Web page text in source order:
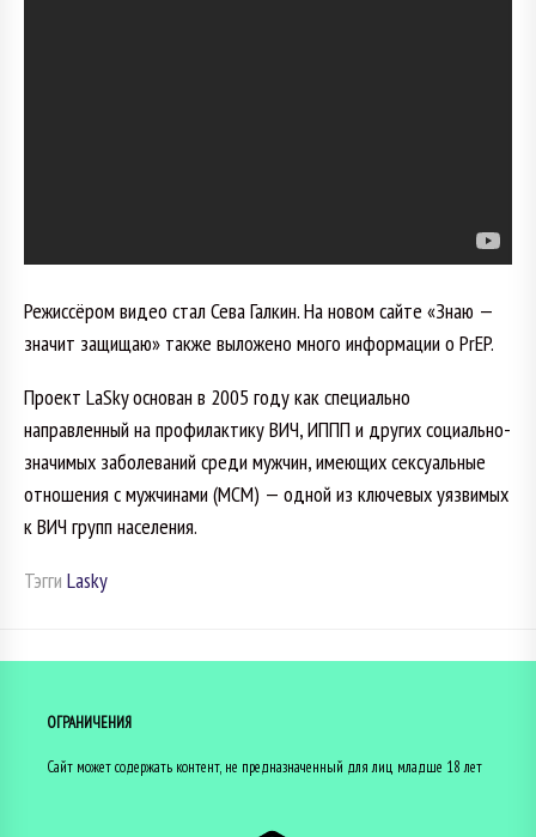
Режиссёром видео стал Сева Галкин. На новом сайте «Знаю —
значит защищаю» также выложено много информации о PrEP.
Проект LaSky основан в 2005 году как специально
направленный на профилактику ВИЧ, ИППП и других социально-
значимых заболеваний среди мужчин, имеющих сексуальные
отношения с мужчинами (МСМ) — одной из ключевых уязвимых
к ВИЧ групп населения.
Тэгги Lasky
ОГРАНИЧЕНИЯ
Сайт может содержать контент, не предназначенный для лиц младше 18 лет